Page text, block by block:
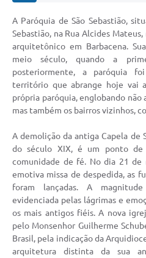
Visite Barbacena
Divulgação de Vagas SEDUC
Servidor
PPP
PPA - PLANO PLURIANUAL 2026/
E-SUS
Conta de água (SAS)
PNAB 2026 - Ciclo 2
Revistas
A Paróquia de São Sebastião,
Sebastião, na Rua Alcides
arquitetônico em Barbacena.
meio século, quando a
posteriormente, a paróquia
território que abrange hoje vai
própria paróquia, englobando não
mas também os bairros vizinhos,
A demolição da antiga Capela de
do século XIX, é um ponto
comunidade de fé. No dia 21 de
emotiva missa de despedida, as
foram lançadas. A
evidenciada pelas lágrimas e
os mais antigos fiéis. A nova
pelo Monsenhor Guilherme
Brasil, pela indicação da
arquitetura distinta da sua